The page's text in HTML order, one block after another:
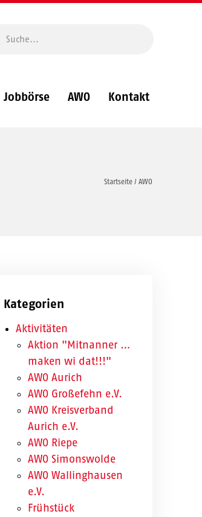
Jobbörse AWO Kontakt
Startseite / AWO
Kategorien
Aktivitäten
Aktion "Mitnanner …
maken wi dat!!!"
AWO Aurich
AWO Großefehn e.V.
AWO Kreisverband
Aurich e.V.
AWO Riepe
AWO Simonswolde
AWO Wallinghausen
e.V.
Frühstück